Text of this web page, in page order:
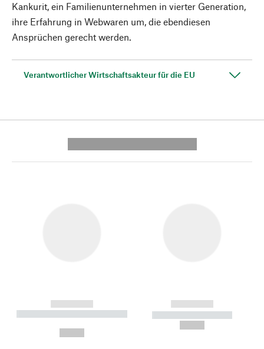
Kankurit, ein Familienunternehmen in vierter Generation,
ihre Erfahrung in Webwaren um, die ebendiesen
Ansprüchen gerecht werden.
Verantwortlicher Wirtschaftsakteur für die EU
------------
----------- ----------- --------
------------
----------- -----------